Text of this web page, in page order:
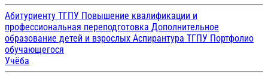
Абитуриенту ТГПУ Повышение квалификации и
профессиональная переподготовка Дополнительное
образование детей и взрослых Аспирантура ТГПУ Портфолио
обучающегося
Учёба